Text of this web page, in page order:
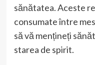
sănătatea. Aceste
consumate între
să vă mențineți
starea de spirit.